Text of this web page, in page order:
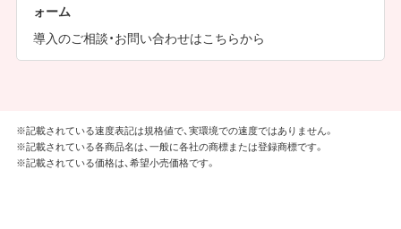
ォーム
導入のご相談・お問い合わせはこちらから
※記載されている速度表記は規格値で、実環境での速度ではありません。
※記載されている各商品名は、一般に各社の商標または登録商標です。
※記載されている価格は、希望小売価格です。